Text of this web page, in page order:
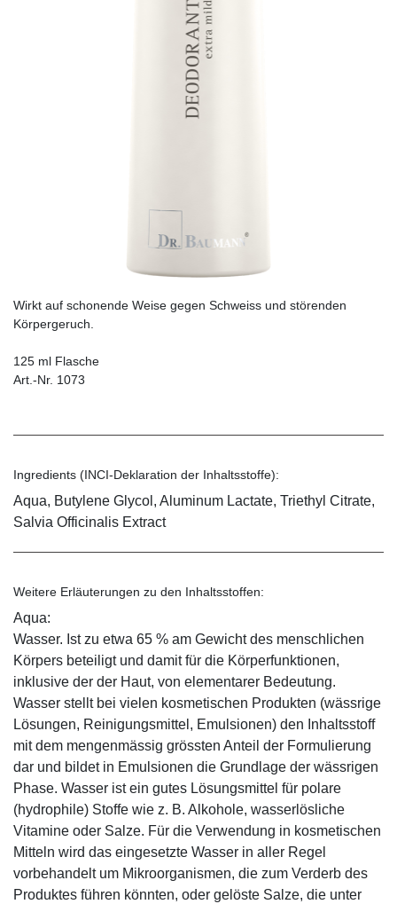
Wirkt auf schonende Weise gegen Schweiss und störenden
Körpergeruch.
125 ml Flasche
Art.-Nr. 1073
Ingredients (INCI-Deklaration der Inhaltsstoffe):
Aqua, Butylene Glycol, Aluminum Lactate, Triethyl Citrate,
Salvia Officinalis Extract
Weitere Erläuterungen zu den Inhaltsstoffen:
Aqua:
Wasser. Ist zu etwa 65 % am Gewicht des menschlichen
Körpers beteiligt und damit für die Körperfunktionen,
inklusive der der Haut, von elementarer Bedeutung.
Wasser stellt bei vielen kosmetischen Produkten (wässrige
Lösungen, Reinigungsmittel, Emulsionen) den Inhaltsstoff
mit dem mengenmässig grössten Anteil der Formulierung
dar und bildet in Emulsionen die Grundlage der wässrigen
Phase. Wasser ist ein gutes Lösungsmittel für polare
(hydrophile) Stoffe wie z. B. Alkohole, wasserlösliche
Vitamine oder Salze. Für die Verwendung in kosmetischen
Mitteln wird das eingesetzte Wasser in aller Regel
vorbehandelt um Mikroorganismen, die zum Verderb des
Produktes führen könnten, oder gelöste Salze, die unter